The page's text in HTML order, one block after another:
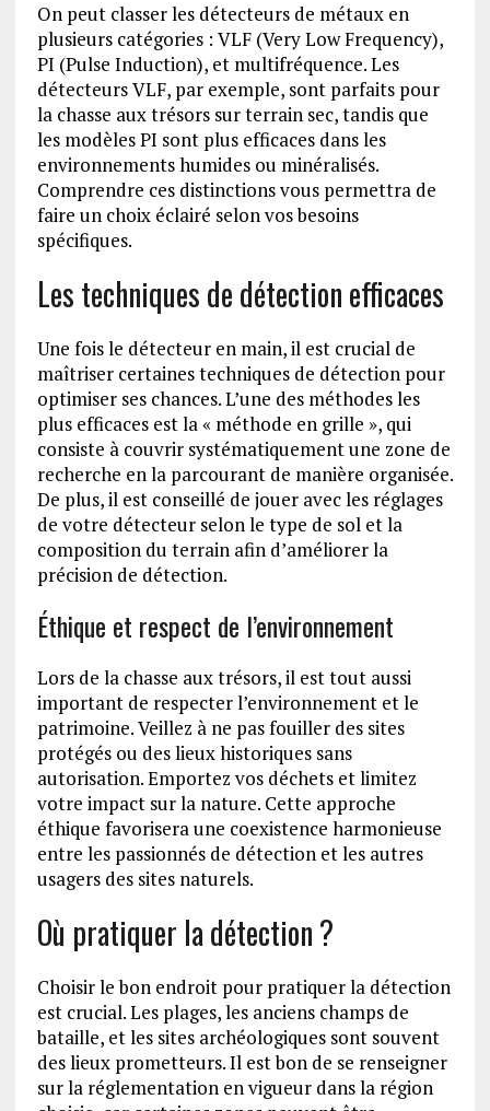
On peut classer les détecteurs de métaux en
plusieurs catégories : VLF (Very Low Frequency),
PI (Pulse Induction), et multifréquence. Les
détecteurs VLF, par exemple, sont parfaits pour
la chasse aux trésors sur terrain sec, tandis que
les modèles PI sont plus efficaces dans les
environnements humides ou minéralisés.
Comprendre ces distinctions vous permettra de
faire un choix éclairé selon vos besoins
spécifiques.
Les techniques de détection efficaces
Une fois le détecteur en main, il est crucial de
maîtriser certaines techniques de détection pour
optimiser ses chances. L’une des méthodes les
plus efficaces est la « méthode en grille », qui
consiste à couvrir systématiquement une zone de
recherche en la parcourant de manière organisée.
De plus, il est conseillé de jouer avec les réglages
de votre détecteur selon le type de sol et la
composition du terrain afin d’améliorer la
précision de détection.
Éthique et respect de l’environnement
Lors de la chasse aux trésors, il est tout aussi
important de respecter l’environnement et le
patrimoine. Veillez à ne pas fouiller des sites
protégés ou des lieux historiques sans
autorisation. Emportez vos déchets et limitez
votre impact sur la nature. Cette approche
éthique favorisera une coexistence harmonieuse
entre les passionnés de détection et les autres
usagers des sites naturels.
Où pratiquer la détection ?
Choisir le bon endroit pour pratiquer la détection
est crucial. Les plages, les anciens champs de
bataille, et les sites archéologiques sont souvent
des lieux prometteurs. Il est bon de se renseigner
sur la réglementation en vigueur dans la région